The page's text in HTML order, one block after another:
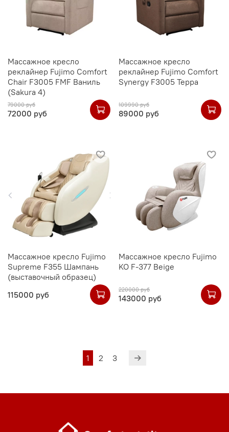
Массажное кресло
реклайнер Fujimo Comfort
Chair F3005 FMF Ваниль
(Sakura 4)
79000 руб
72000 руб
Массажное кресло
реклайнер Fujimo Comfort
Synergy F3005 Терра
109990 руб
89000 руб
Массажное кресло Fujimo
Supreme F355 Шампань
(выставочный образец)
115000 руб
Массажное кресло Fujimo
KO F-377 Beige
220000 руб
143000 руб
1 2 3